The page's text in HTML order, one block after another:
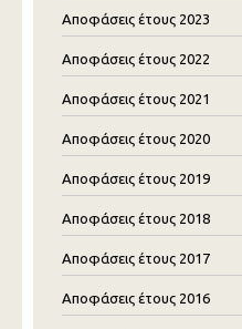
Αποφάσεις έτους 2023
Αποφάσεις έτους 2022
Αποφάσεις έτους 2021
Αποφάσεις έτους 2020
Αποφάσεις έτους 2019
Αποφάσεις έτους 2018
Αποφάσεις έτους 2017
Αποφάσεις έτους 2016